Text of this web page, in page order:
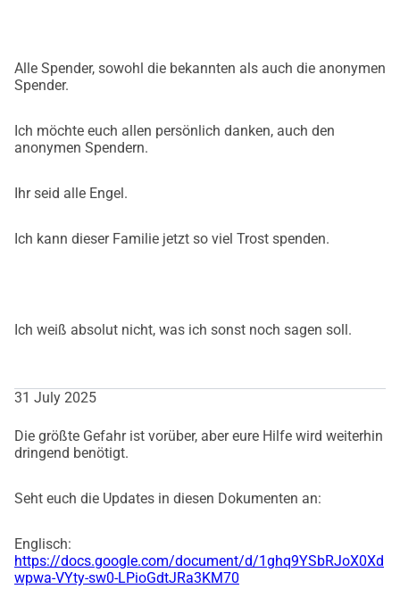
Alle Spender, sowohl die bekannten als auch die anonymen
Spender.
Ich möchte euch allen persönlich danken, auch den
anonymen Spendern.
Ihr seid alle Engel.
Ich kann dieser Familie jetzt so viel Trost spenden.
Ich weiß absolut nicht, was ich sonst noch sagen soll.
31 July 2025
Die größte Gefahr ist vorüber, aber eure Hilfe wird weiterhin
dringend benötigt.
Seht euch die Updates in diesen Dokumenten an:
Englisch:
https://docs.google.com/document/d/1ghq9YSbRJoX0Xd
wpwa-VYty-sw0-LPioGdtJRa3KM70